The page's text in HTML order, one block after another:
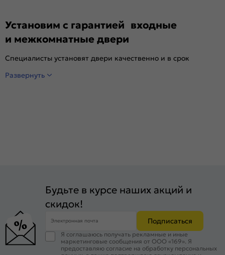
Установим с гарантией входные
и межкомнатные двери
Специалисты установят двери качественно и в срок
Развернуть
Будьте в курсе наших акций и
скидок!
Электронная почта Подписаться
Я соглашаюсь получать рекламные и иные
маркетинговые сообщения от ООО «169». Я
предоставляю согласие на обработку персональных